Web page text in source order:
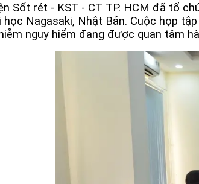
Sốt rét - KST - CT TP. HCM đã tổ
học Nagasaki, Nhật Bản. Cuộc họp
nguy hiểm đang được quan tâm